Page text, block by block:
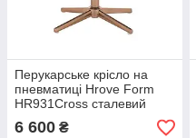
Перукарське крісло на
пневматиці Hrove Form
HR931Cross сталевий
велюр золота основа
6 600 ₴